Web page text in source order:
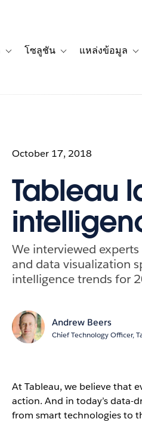
ลิตภัณฑ์
Toggle sub-navigation for เรื่องราวของ
โซลูชัน
Toggle sub-navigation
แหล่งข้อมูล
October 17, 2018
Tableau
We interviewed
and data visualization
intelligence trends for
Andrew Beers
Chief Technology Officer,
At Tableau, we believe that
action. And in today’s data-
from smart technologies to